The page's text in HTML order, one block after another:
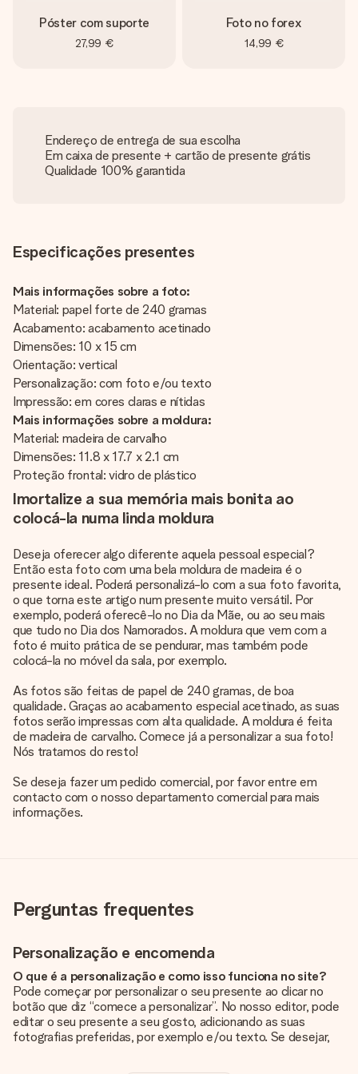
Póster com suporte
27,99 €
Foto no forex
14,99 €
Endereço de entrega de sua escolha
Em caixa de presente + cartão de presente grátis
Qualidade 100% garantida
Especificações presentes
Mais informações sobre a foto:
Material: papel forte de 240 gramas
Acabamento: acabamento acetinado
Dimensões: 10 x 15 cm
Orientação: vertical
Personalização: com foto e/ou texto
Impressão: em cores claras e nítidas
Mais informações sobre a moldura:
Material: madeira de carvalho
Dimensões: 11.8 x 17.7 x 2.1 cm
Proteção frontal: vidro de plástico
Imortalize a sua memória mais bonita ao
colocá-la numa linda moldura
Deseja oferecer algo diferente aquela pessoal especial?
Então esta foto com uma bela moldura de madeira é o
presente ideal. Poderá personalizá-lo com a sua foto favorita,
o que torna este artigo num presente muito versátil. Por
exemplo, poderá oferecê-lo no Dia da Mãe, ou ao seu mais
que tudo no Dia dos Namorados. A moldura que vem com a
foto é muito prática de se pendurar, mas também pode
colocá-la no móvel da sala, por exemplo.
As fotos são feitas de papel de 240 gramas, de boa
qualidade. Graças ao acabamento especial acetinado, as suas
fotos serão impressas com alta qualidade. A moldura é feita
de madeira de carvalho. Comece já a personalizar a sua foto!
Nós tratamos do resto!
Se deseja fazer um pedido comercial, por favor entre em
contacto com o nosso departamento comercial para mais
informações.
Perguntas frequentes
Personalização e encomenda
O que é a personalização e como isso funciona no site?
Pode começar por personalizar o seu presente ao clicar no
botão que diz “comece a personalizar”. No nosso editor, pode
editar o seu presente a seu gosto, adicionando as suas
fotografias preferidas, por exemplo e/ou texto. Se desejar,